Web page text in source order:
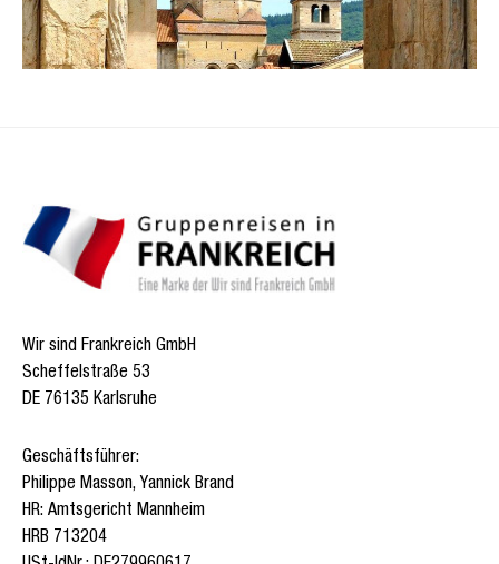
Wir sind Frankreich GmbH
Scheffelstraße 53
DE 76135 Karlsruhe
Geschäftsführer:
Philippe Masson, Yannick Brand
HR: Amtsgericht Mannheim
HRB 713204